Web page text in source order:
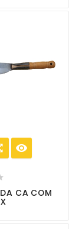

CA COM